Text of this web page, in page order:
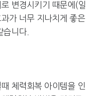
변경시키기 때문에(일
가 너무 지나치게 좋은
니다.
체력회복 아이템을 인